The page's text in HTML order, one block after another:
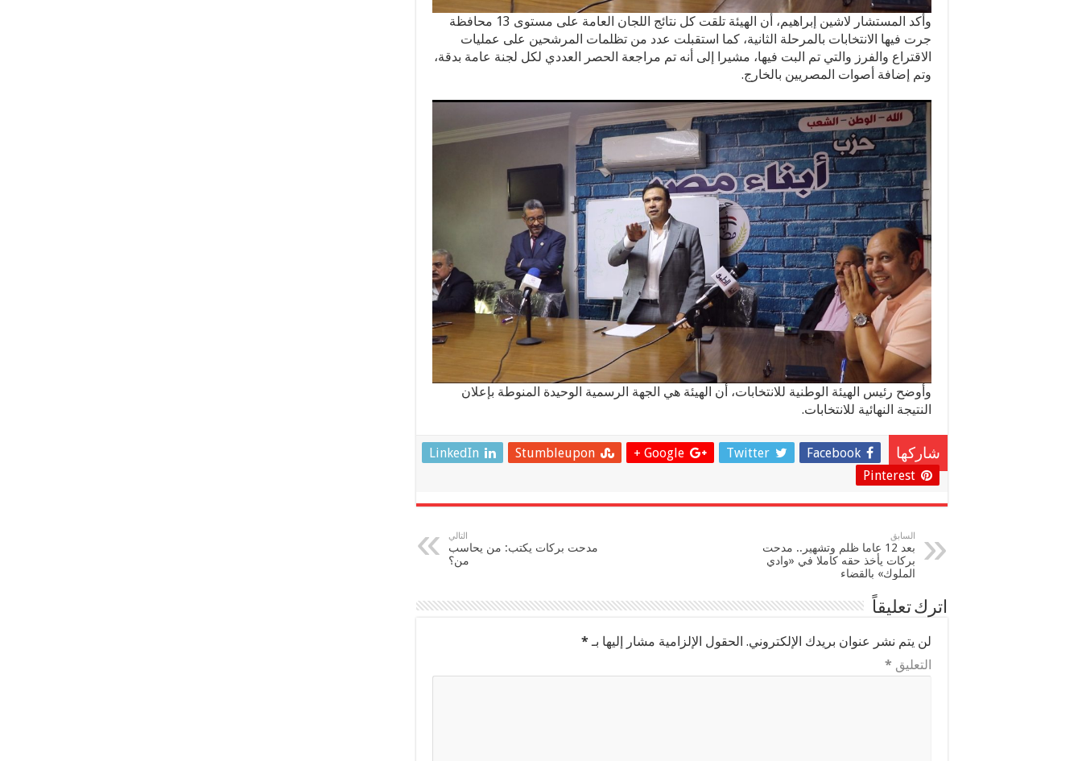
وأكد المستشار لاشين إبراهيم، أن الهيئة تلقت كل نتائج اللجان العامة على مستوى 13 محافظة
جرت فيها الانتخابات بالمرحلة الثانية، كما استقبلت عدد من تظلمات المرشحين على عمليات
الاقتراع والفرز والتي تم البت فيها، مشيرا إلى أنه تم مراجعة الحصر العددي لكل لجنة عامة بدقة،
وتم إضافة أصوات المصريين بالخارج.
وأوضح رئيس الهيئة الوطنية للانتخابات، أن الهيئة هي الجهة الرسمية الوحيدة المنوطة بإعلان
النتيجة النهائية للانتخابات.
شاركها Facebook
Twitter
Google +
Stumbleupon
LinkedIn
Pinterest
السابق
بعد 12 عاما ظلم وتشهير.. مدحت
بركات يأخذ حقه كاملا في «وادي
الملوك» بالقضاء
التالي
مدحت بركات يكتب: من يحاسب
من؟
اترك تعليقاً
لن يتم نشر عنوان بريدك الإلكتروني. الحقول الإلزامية مشار إليها بـ*
التعليق *